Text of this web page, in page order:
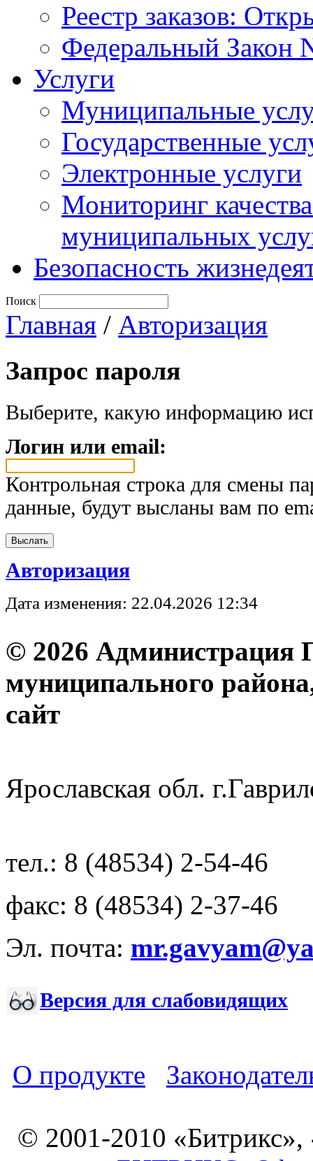
Реестр заказов:
Федеральный Закон
Услуги
Муниципальные
Государственные
Электронные услуги
Мониторинг
муниципальных
Безопасность
Поиск
Главная / Авторизация
Запрос пароля
Выберите, какую информацию
Логин или email:
Контрольная строка для смены
данные, будут высланы вам по
Авторизация
Дата изменения: 22.04.2026 12:34
© 2026 Администрация
муниципального
Ярославская обл.
тел.: 8 (48534) 2-54-46
факс: 8 (48534) 2-37-46
Эл. почта:
Версия для слабовидящих
О продукте
© 2001-2010 «Битрикс»,